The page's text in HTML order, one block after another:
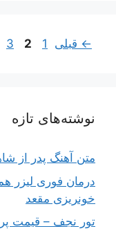
← قبلی برگه
1 برگه
2
3
نوشته‌های تازه
متن آهنگ پدر از
درمان فوری لیزر
خونریزی مقعد
تور نجف – قیمت